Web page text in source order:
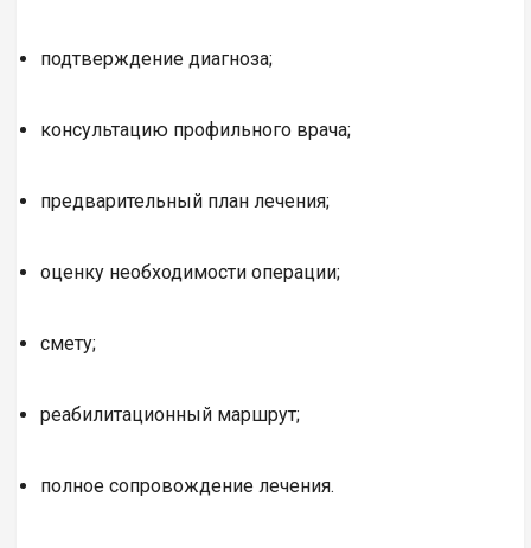
подтверждение диагноза;
консультацию профильного врача;
предварительный план лечения;
оценку необходимости операции;
смету;
реабилитационный маршрут;
полное сопровождение лечения.